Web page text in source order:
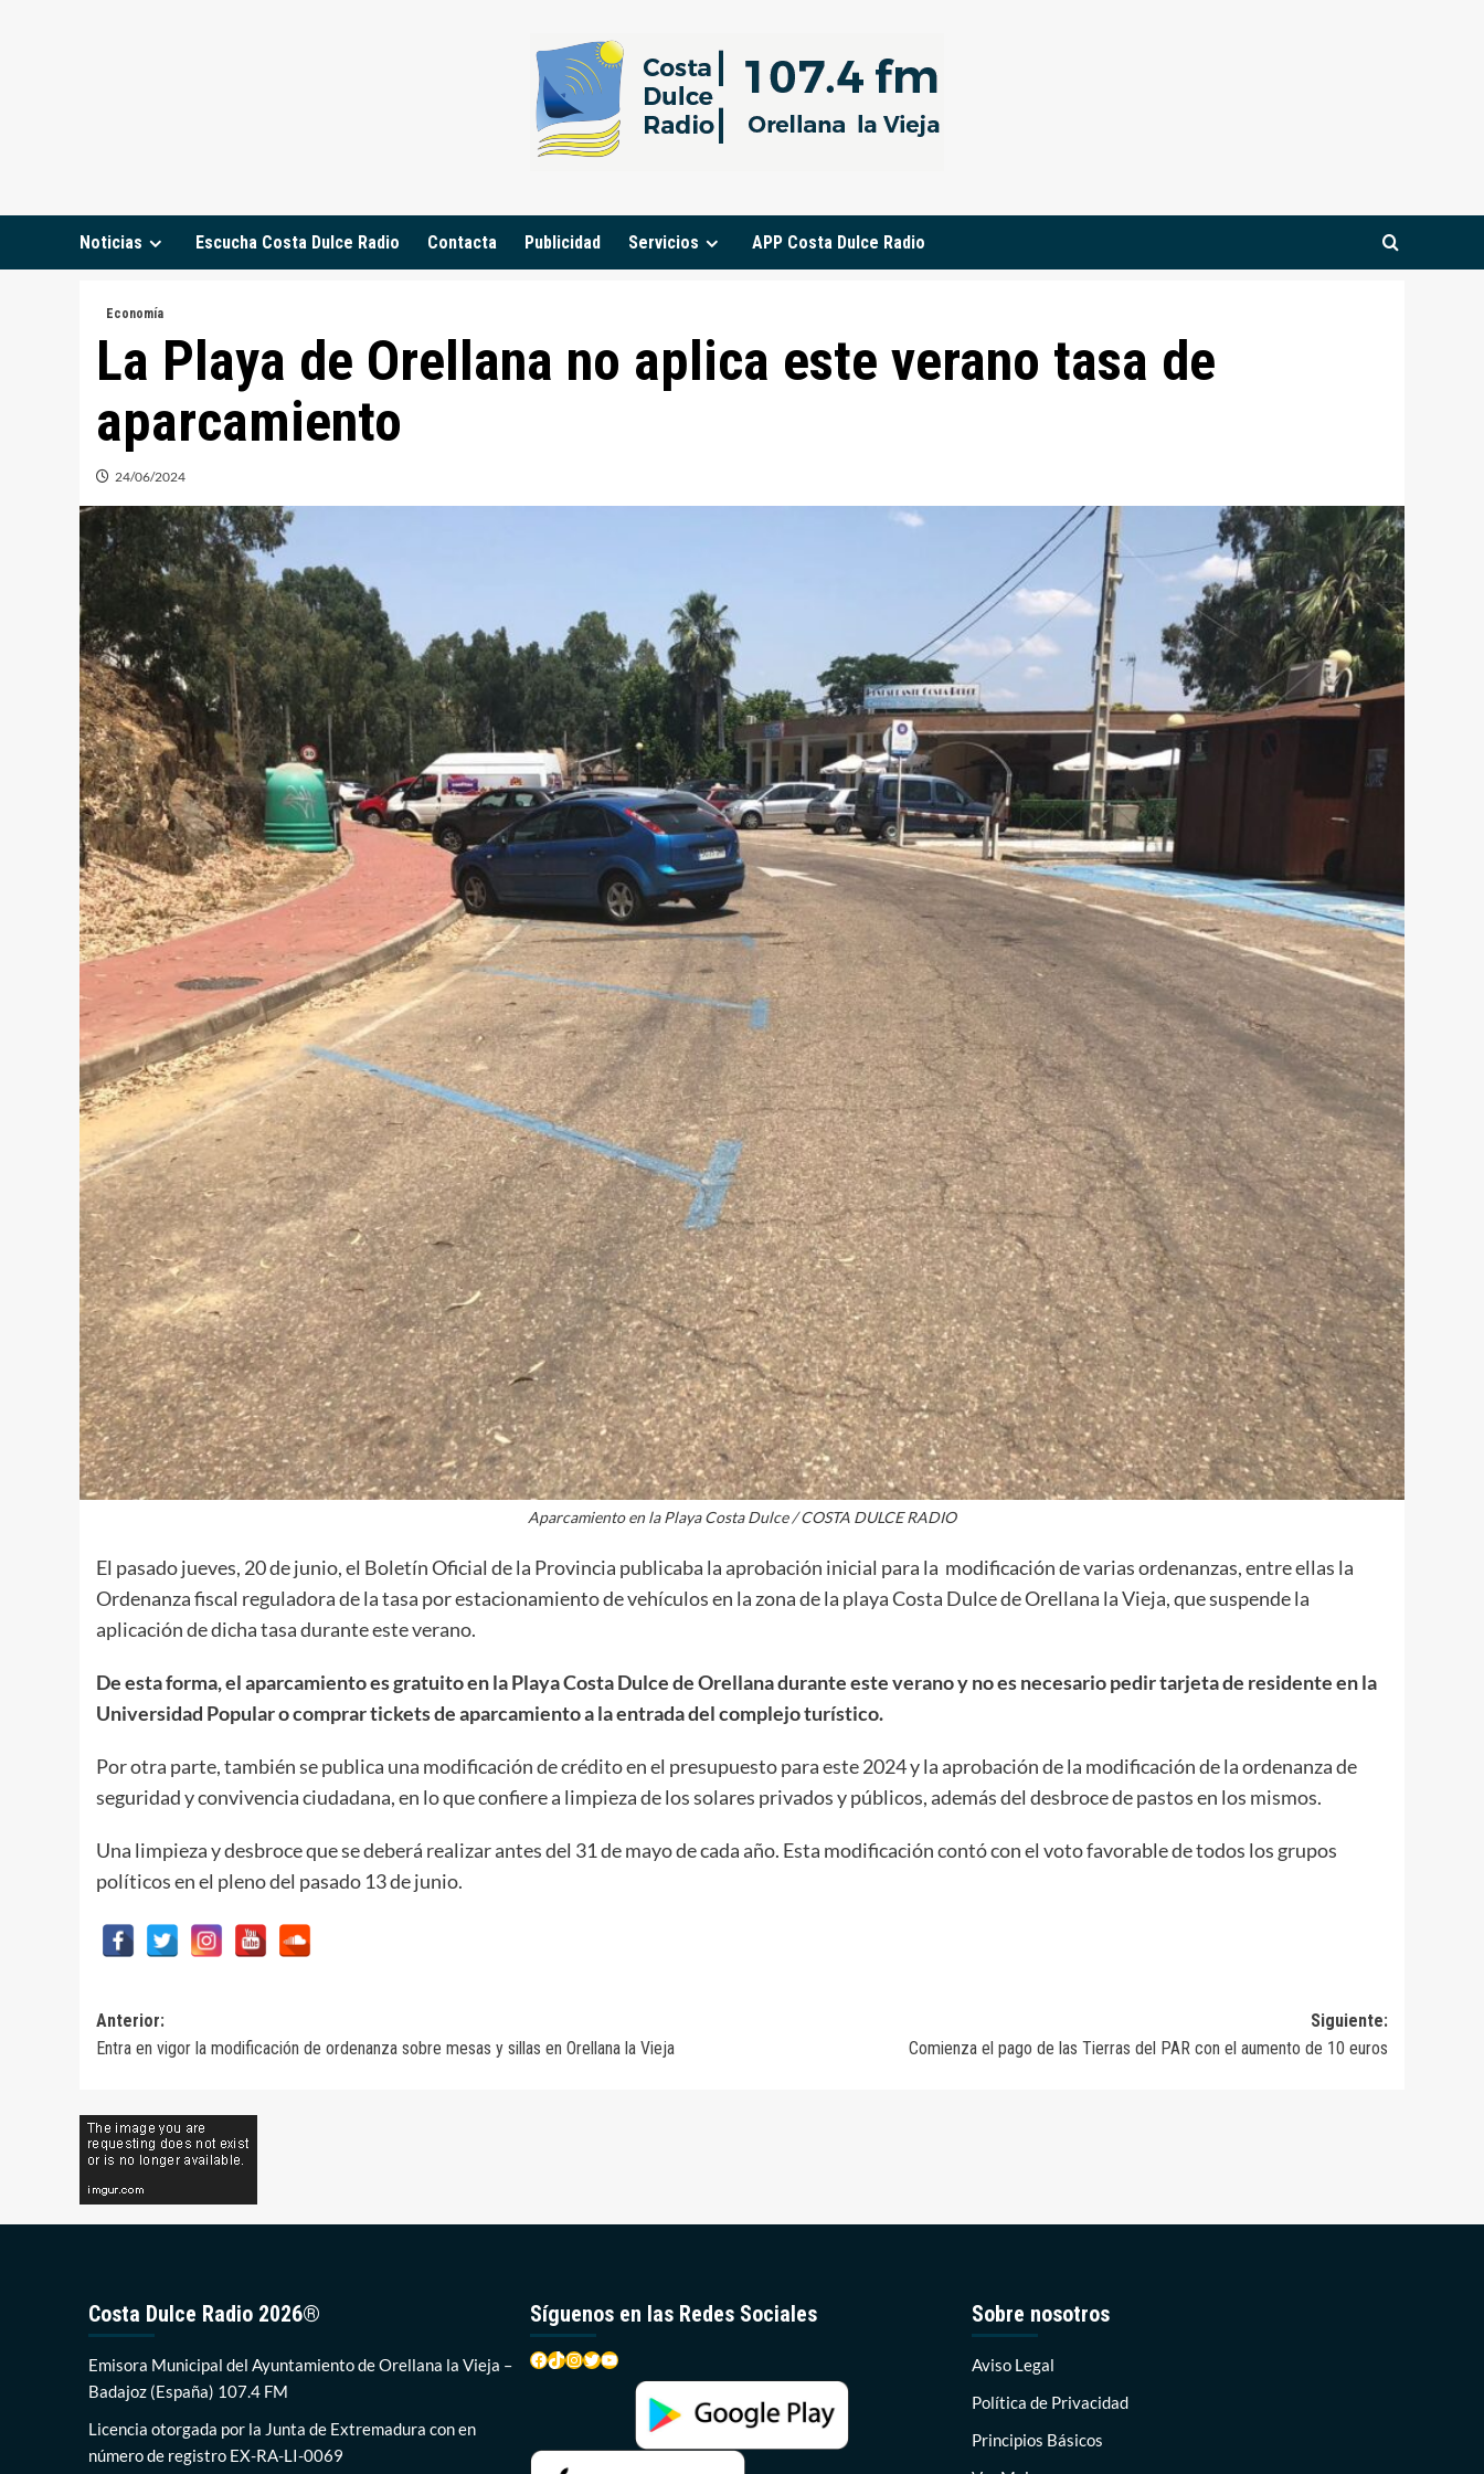
Noticias Escucha Costa Dulce Radio Contacta Publicidad Servicios APP Costa Dulce Radio
Economía
La Playa de Orellana no aplica este verano tasa de
aparcamiento
24/06/2024
Aparcamiento en la Playa Costa Dulce / COSTA DULCE RADIO
El pasado jueves, 20 de junio, el Boletín Oficial de la Provincia publicaba la aprobación inicial para la modificación de varias ordenanzas, entre ellas la
Ordenanza fiscal reguladora de la tasa por estacionamiento de vehículos en la zona de la playa Costa Dulce de Orellana la Vieja, que suspende la
aplicación de dicha tasa durante este verano.
De esta forma, el aparcamiento es gratuito en la Playa Costa Dulce de Orellana durante este verano y no es necesario pedir tarjeta de residente en la
Universidad Popular o comprar tickets de aparcamiento a la entrada del complejo turístico.
Por otra parte, también se publica una modificación de crédito en el presupuesto para este 2024 y la aprobación de la modificación de la ordenanza de
seguridad y convivencia ciudadana, en lo que confiere a limpieza de los solares privados y públicos, además del desbroce de pastos en los mismos.
Una limpieza y desbroce que se deberá realizar antes del 31 de mayo de cada año. Esta modificación contó con el voto favorable de todos los grupos
políticos en el pleno del pasado 13 de junio.
Navegación
de
Anterior:
Entra en vigor la modificación de ordenanza sobre mesas y sillas en Orellana la Vieja
Siguiente:
Comienza el pago de las Tierras del PAR con el aumento de 10 euros
Costa Dulce Radio 2026®
Emisora Municipal del Ayuntamiento de Orellana la Vieja –
Badajoz (España) 107.4 FM
Licencia otorgada por la Junta de Extremadura con en
número de registro EX-RA-LI-0069
Síguenos en las Redes Sociales
Facebook
TikTok
Instagram
Twitter
YouTube
Sobre nosotros
Aviso Legal
Política de Privacidad
Principios Básicos